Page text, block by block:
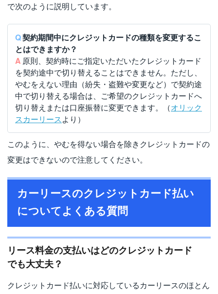
で次のように説明しています。
契約期間中にクレジットカードの種類を変更するこ
とはできますか？
原則、契約時にご指定いただいたクレジットカード
を契約途中で切り替えることはできません。ただし、
やむをえない理由（紛失・盗難や変更など）で契約途
中で切り替える場合は、ご希望のクレジットカードへ
切り替えまたは口座振替に変更できます。（オリック
スカーリースより）
このように、やむを得ない場合を除きクレジットカードの
変更はできないので注意してください。
カーリースのクレジットカード払い
についてよくある質問
リース料金の支払いはどのクレジットカード
でも大丈夫？
クレジットカード払いに対応しているカーリースのほとん